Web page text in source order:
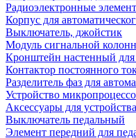
Радиоэлектронные
Корпус для
Выключатель, джойстик
Модуль сигнальной
Кронштейн настенный
Контактор постоянного
Разделитель фаз для
Устройство
Аксессуары для
Выключатель педальный
Элемент передний для